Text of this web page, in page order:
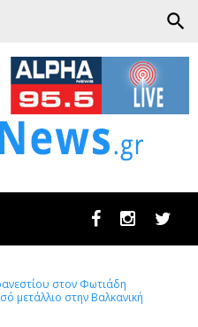
search
FacebookInstagram
στον Φωτιάδη
μετάλλιο στην Βαλκανική